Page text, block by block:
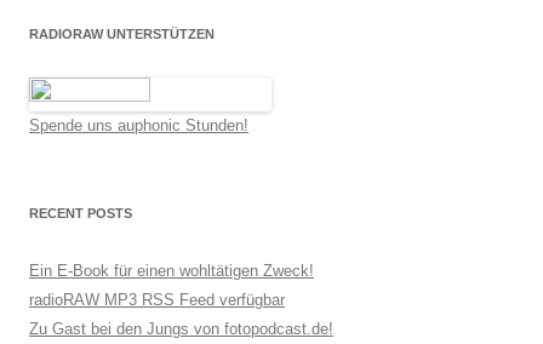
RADIORAW UNTERSTÜTZEN
Spende uns auphonic Stunden!
RECENT POSTS
Ein E-Book für einen wohltätigen Zweck!
radioRAW MP3 RSS Feed verfügbar
Zu Gast bei den Jungs von fotopodcast.de!